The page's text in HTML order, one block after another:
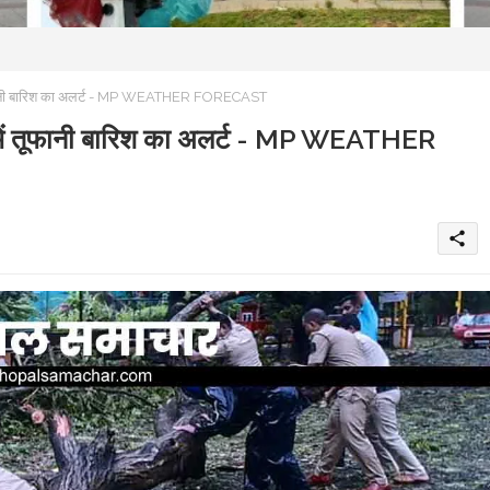
बारिश का अलर्ट - MP WEATHER FORECAST
बारिश का अलर्ट - MP WEATHER
share